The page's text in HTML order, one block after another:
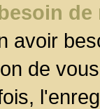
avoir
de